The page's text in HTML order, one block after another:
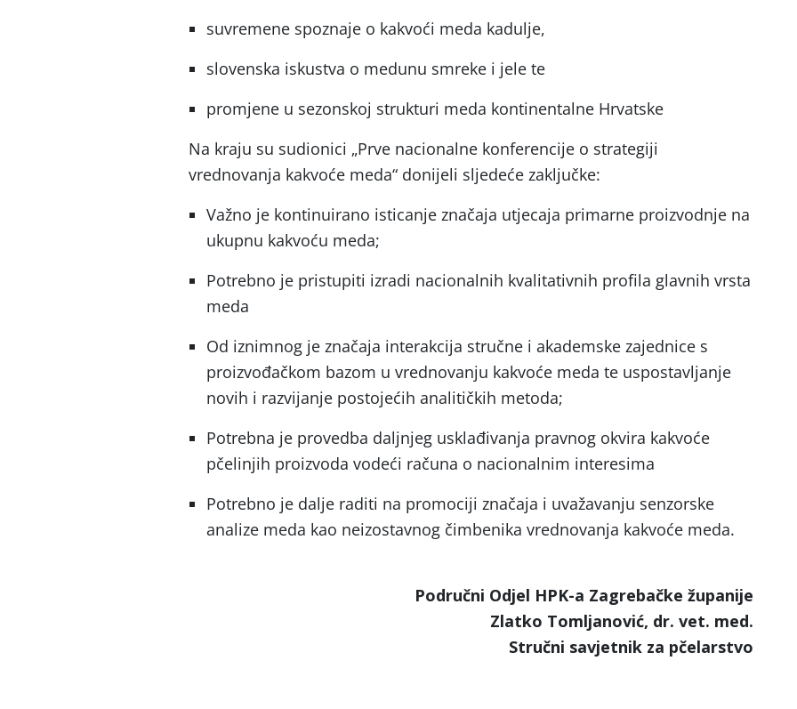
suvremene spoznaje o kakvoći meda kadulje,
slovenska iskustva o medunu smreke i jele te
promjene u sezonskoj strukturi meda kontinentalne Hrvatske
Na kraju su sudionici „Prve nacionalne konferencije o strategiji
vrednovanja kakvoće meda“ donijeli sljedeće zaključke:
Važno je kontinuirano isticanje značaja utjecaja primarne proizvodnje na
ukupnu kakvoću meda;
Potrebno je pristupiti izradi nacionalnih kvalitativnih profila glavnih vrsta
meda
Od iznimnog je značaja interakcija stručne i akademske zajednice s
proizvođačkom bazom u vrednovanju kakvoće meda te uspostavljanje
novih i razvijanje postojećih analitičkih metoda;
Potrebna je provedba daljnjeg usklađivanja pravnog okvira kakvoće
pčelinjih proizvoda vodeći računa o nacionalnim interesima
Potrebno je dalje raditi na promociji značaja i uvažavanju senzorske
analize meda kao neizostavnog čimbenika vrednovanja kakvoće meda.
Područni Odjel HPK-a Zagrebačke županije
Zlatko Tomljanović, dr. vet. med.
Stručni savjetnik za pčelarstvo